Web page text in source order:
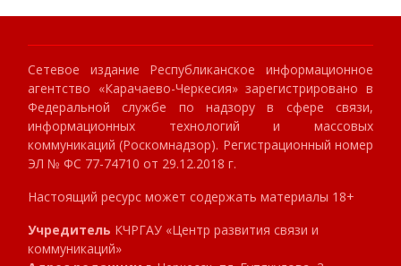
Сетевое издание Республиканское информационное
агентство «Карачаево-Черкесия» зарегистрировано в
Федеральной службе по надзору в сфере связи,
информационных технологий и массовых
коммуникаций (Роскомнадзор). Регистрационный номер
ЭЛ № ФС 77-74710 от 29.12.2018 г.
Настоящий ресурс может содержать материалы 18+
Учредитель КЧРГАУ «Центр развития связи и
коммуникаций»